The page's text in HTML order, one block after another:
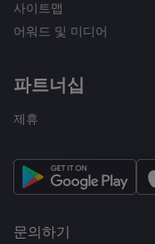
사이트맵
어워드 및 미디어
파트너십
제휴
문의하기